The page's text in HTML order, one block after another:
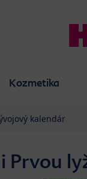
Kozmetika
kalendár